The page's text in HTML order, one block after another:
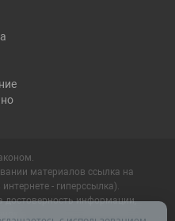
материалов ссылка на
- гиперссылка).
достоверность информации,